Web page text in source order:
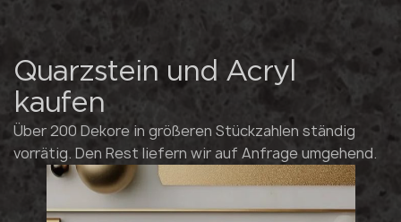
Quarzstein und Acryl
kaufen
Über 200 Dekore in größeren Stückzahlen ständig
vorrätig. Den Rest liefern wir auf Anfrage umgehend.